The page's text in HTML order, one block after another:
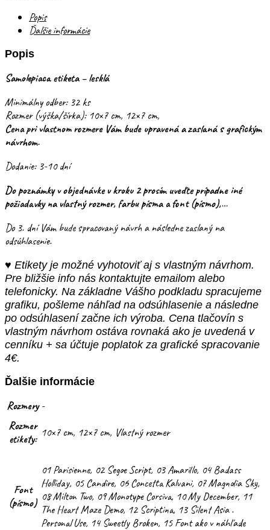
Popis
Ďalšie informácie
Popis
Samolepiaca etiketa – lesklá
Minimálny odber: 32 ks
Rozmer (výška/šírka): 10×7 cm, 12×7 cm,
Cena pri vlastnom rozmere Vám bude upravená a zaslaná s grafickým
návrhom.
Dodanie: 3-10 dní
Do poznámky v objednávke v kroku 2 prosím uveďte prípadne iné
požiadavky na vlastný rozmer, farbu písma a font (písmo),…
Do 3. dní Vám bude spracovaný návrh a následne zaslaný na
odsúhlasenie.
♥ Etikety je možné vyhotoviť aj s vlastným návrhom.
Pre bližšie info nás kontaktujte emailom alebo
telefonicky. Na základne Vášho podkladu spracujeme
grafiku, pošleme náhľad na odsúhlasenie a následne
po odsúhlasení začne ich výroba. Cena tlačovín s
vlastným návrhom ostáva rovnaká ako je uvedená v
cenníku + sa účtuje poplatok za grafické spracovanie
4€.
Ďalšie informácie
Rozmery -
Rozmer
etikety: 10×7 cm, 12×7 cm, Vlastný rozmer
Font
(písmo)
01 Parisienne, 02 Segoe Script, 03 Amarillo, 04 Badass
Holliday, 05 Candire, 06 Concetta Kalvani, 07 Magnolia Sky,
08 Milton Two, 09 Monotype Corsiva, 10 My December, 11
The Heart Maze Demo, 12 Scriptina, 13 Silent Asia .
Personal Use, 14 Sweetly Broken, 15 Font ako v náhľade